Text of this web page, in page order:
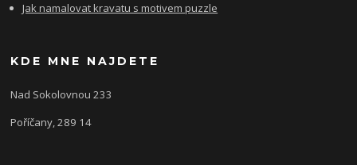
Jak namalovat kravatu s motivem puzzle
KDE MNE NAJDETE
Nad Sokolovnou 233
Poříčany, 289 14